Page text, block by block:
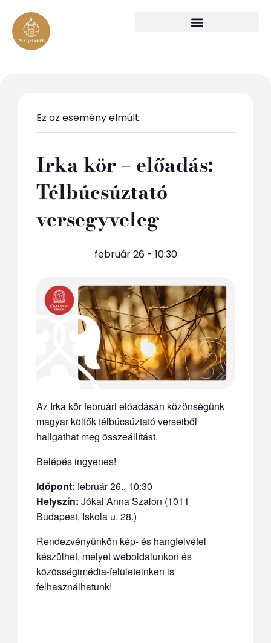
Ez az esemény elmúlt.
Irka kör – előadás:
Télbúcsúztató
versegyveleg
február 26 - 10:30
Az Irka kör februári előadásán közönségünk
magyar költők télbúcsúztató verseiből
hallgathat meg összeállítást.
Belépés ingyenes!
Időpont: február 26., 10:30
Helyszín: Jókai Anna Szalon (1011
Budapest, Iskola u. 28.)
Rendezvényünkön kép- és hangfelvétel
készülhet, melyet weboldalunkon és
közösségimédia-felületeinken is
felhasználhatunk!